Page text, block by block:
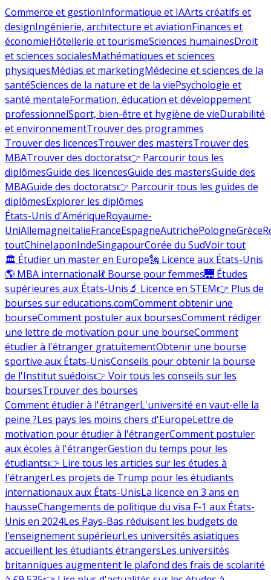
Commerce et gestionInformatique et IAArts créatifs et
designIngénierie, architecture et aviationFinances et
économieHôtellerie et tourismeSciences humainesDroit
et sciences socialesMathématiques et sciences
physiquesMédias et marketingMédecine et sciences de la
santéSciences de la nature et de la viePsychologie et
santé mentaleFormation, éducation et développement
professionnelSport, bien-être et hygiène de vieDurabilité
et environnementTrouver des programmes
Trouver des licencesTrouver des mastersTrouver des
MBATrouver des doctorats👉 Parcourir tous les
diplômesGuide des licencesGuide des mastersGuide des
MBAGuide des doctorats👉 Parcourir tous les guides de
diplômesExplorer les diplômes
États-Unis d'AmériqueRoyaume-
UniAllemagneItalieFranceEspagneAutrichePologneGrèce
toutChineJaponIndeSingapourCorée du SudVoir tout
🏛 Étudier un master en Europe🗽 Licence aux États-Unis
🌎 MBA international💃 Bourse pour femmes🌉 Études
supérieures aux États-Unis🔬 Licence en STEM👉 Plus de
bourses sur educations.comComment obtenir une
bourseComment postuler aux boursesComment rédiger
une lettre de motivation pour une bourseComment
étudier à l'étranger gratuitementObtenir une bourse
sportive aux États-UnisConseils pour obtenir la bourse
de l'Institut suédois👉 Voir tous les conseils sur les
boursesTrouver des bourses
Comment étudier à l'étrangerL'université en vaut-elle la
peine ?Les pays les moins chers d'EuropeLettre de
motivation pour étudier à l'étrangerComment postuler
aux écoles à l'étrangerGestion du temps pour les
étudiants👉 Lire tous les articles sur les études à
l'étrangerLes projets de Trump pour les étudiants
internationaux aux États-UnisLa licence en 3 ans en
hausseChangements de politique du visa F-1 aux États-
Unis en 2024Les Pays-Bas réduisent les budgets de
l'enseignement supérieurLes universités asiatiques
accueillent les étudiants étrangersLes universités
britanniques augmentent le plafond des frais de scolarité